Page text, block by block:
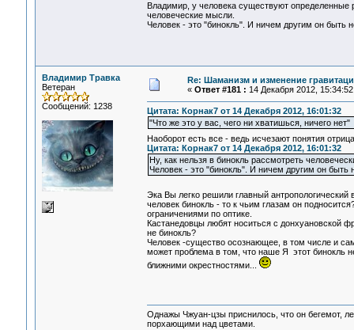
Владимир, у человека существуют определенные
человеческие мысли.
Человек - это "бинокль". И ничем другим он быть
Владимир Травка
Ветеран
Сообщений: 1238
Re: Шаманизм и изменение
« Ответ #181 : 14 Декабря 2012,
Цитата: Корнак7 от 14 Декабря 2012, 16:01:32
"Что же это у вас, чего ни хватишься, ничего нет"
Наоборот есть все - ведь исчезают понятия
Цитата: Корнак7 от 14 Декабря 2012, 16:01:32
Ну, как нельзя в бинокль рассмотреть
Человек - это "бинокль". И ничем другим он
Эка Вы легко решили главный
человек бинокль - то к чьим глазам он
ограничениями по оптике.
Кастанедовцы любят носиться с донхуановской
не бинокль?
Человек -существо осознающее, в том числе и
может проблема в том, что наше Я этот бинокль
ближними окрестностями...
Однажы Чжуан-цзы приснилось, что он бегемот,
порхающими над цветами.